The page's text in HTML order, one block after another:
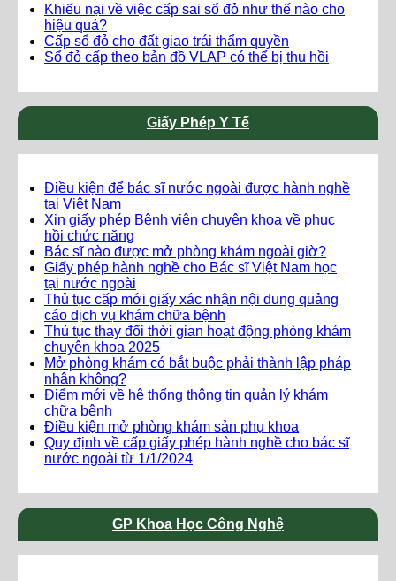
Khiếu nại về việc cấp sai sổ đỏ như thế nào cho
hiệu quả?
Cấp sổ đỏ cho đất giao trái thẩm quyền
Sổ đỏ cấp theo bản đồ VLAP có thể bị thu hồi
Giấy Phép Y Tế
Điều kiện để bác sĩ nước ngoài được hành nghề
tại Việt Nam
Xin giấy phép Bệnh viện chuyên khoa về phục
hồi chức năng
Bác sĩ nào được mở phòng khám ngoài giờ?
Giấy phép hành nghề cho Bác sĩ Việt Nam học
tại nước ngoài
Thủ tục cấp mới giấy xác nhận nội dung quảng
cáo dịch vụ khám chữa bệnh
Thủ tục thay đổi thời gian hoạt động phòng khám
chuyên khoa 2025
Mở phòng khám có bắt buộc phải thành lập pháp
nhân không?
Điểm mới về hệ thống thông tin quản lý khám
chữa bệnh
Điều kiện mở phòng khám sản phụ khoa
Quy định về cấp giấy phép hành nghề cho bác sĩ
nước ngoài từ 1/1/2024
GP Khoa Học Công Nghệ